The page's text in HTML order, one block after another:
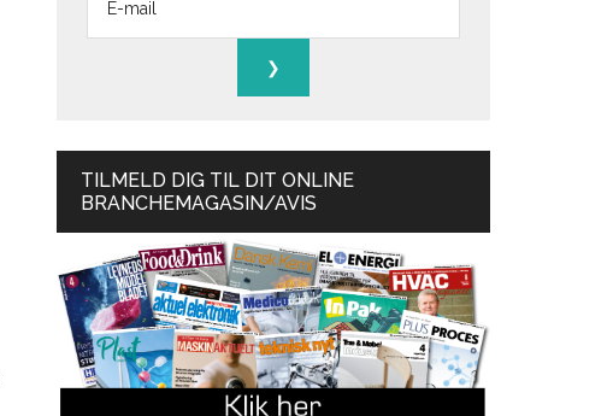
TILMELD DIG TIL DIT ONLINE
BRANCHEMAGASIN/AVIS